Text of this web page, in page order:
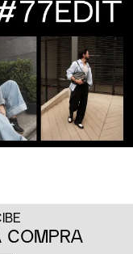
COMPRA